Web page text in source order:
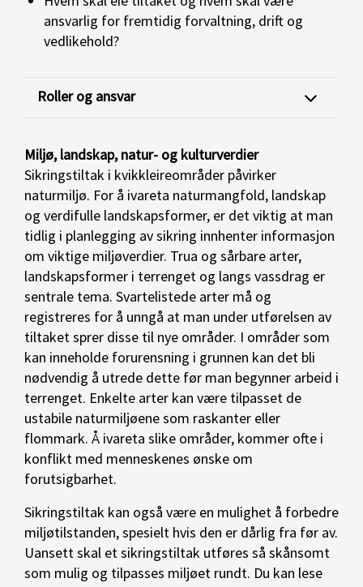
ansvarlig for fremtidig forvaltning, drift og
vedlikehold?
Roller og ansvar
Miljø, landskap, natur- og kulturverdier
Sikringstiltak i kvikkleireområder påvirker
naturmiljø. For å ivareta naturmangfold, landskap
og verdifulle landskapsformer, er det viktig at man
tidlig i planlegging av sikring innhenter informasjon
om viktige miljøverdier. Trua og sårbare arter,
landskapsformer i terrenget og langs vassdrag er
sentrale tema. Svartelistede arter må og
registreres for å unngå at man under utførelsen av
tiltaket sprer disse til nye områder. I områder som
kan inneholde forurensning i grunnen kan det bli
nødvendig å utrede dette før man begynner arbeid i
terrenget. Enkelte arter kan være tilpasset de
ustabile naturmiljøene som raskanter eller
flommark. Å ivareta slike områder, kommer ofte i
konflikt med menneskenes ønske om
forutsigbarhet.
Sikringstiltak kan også være en mulighet å forbedre
miljøtilstanden, spesielt hvis den er dårlig fra før av.
Uansett skal et sikringstiltak utføres så skånsomt
som mulig og tilpasses miljøet rundt. Du kan lese